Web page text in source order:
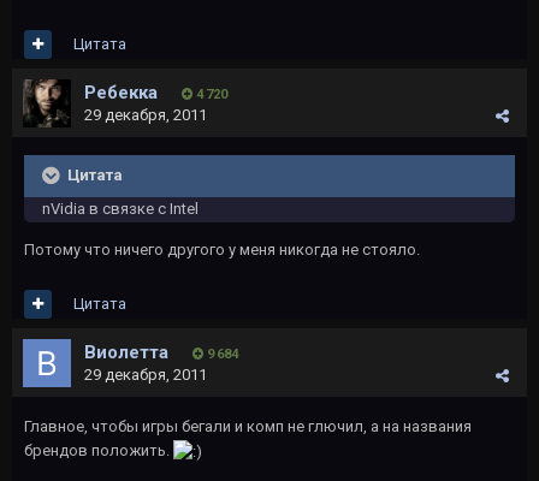
Цитата
Ребекка 4 720
29 декабря, 2011
Цитата
nVidia в связке с Intel
Потому что ничего другого у меня никогда не стояло.
Цитата
Виолетта 9 684
29 декабря, 2011
Главное, чтобы игры бегали и комп не глючил, а на названия
брендов положить.